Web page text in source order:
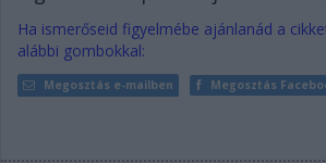
Ha ismerőseid figyelmébe ajánlanád a
alábbi gombokkal:
Megosztás e-mailben Megosztás